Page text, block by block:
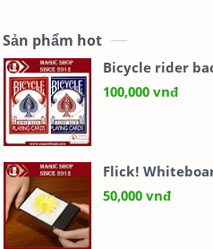
Sản phẩm hot
Bicycle rider
100,000 vnđ
Flick!
50,000 vnđ